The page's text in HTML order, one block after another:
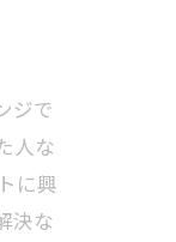
ジで
人な
に興
決な